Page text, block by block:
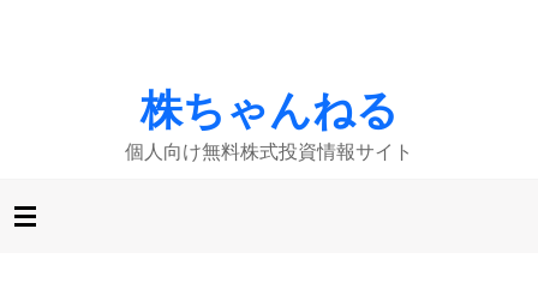
株ちゃんねる
個人向け無料株式投資情報サイト